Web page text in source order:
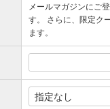
メールマガジンにご
す。 さらに、限定ク
ます。